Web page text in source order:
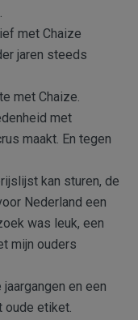
met Chaize
jaren steeds
met Chaize.
met
maakt. En tegen
kan sturen, de
Nederland een
was leuk, een
mijn ouders
en een
oude etiket.